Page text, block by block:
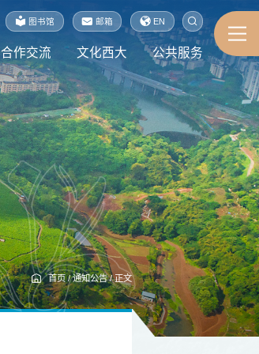
图书馆 邮箱 EN
合作交流 文化西大 公共服务
首页/通知公告/正文